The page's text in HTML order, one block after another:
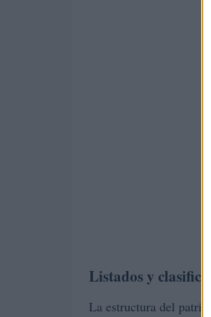
Listados y
La estructura del